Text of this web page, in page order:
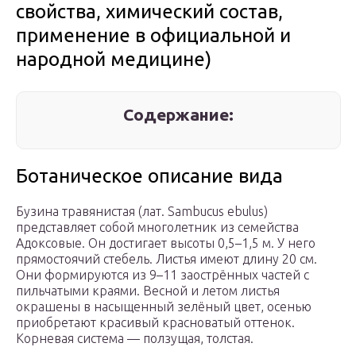
свойства, химический состав,
применение в официальной и
народной медицине)
Содержание:
Ботаническое описание вида
Бузина травянистая (лат. Sambucus ebulus)
представляет собой многолетник из семейства
Адоксовые. Он достигает высоты 0,5–1,5 м. У него
прямостоячий стебель. Листья имеют длину 20 см.
Они формируются из 9–11 заострённых частей с
пильчатыми краями. Весной и летом листья
окрашены в насыщенный зелёный цвет, осенью
приобретают красивый красноватый оттенок.
Корневая система — ползущая, толстая.